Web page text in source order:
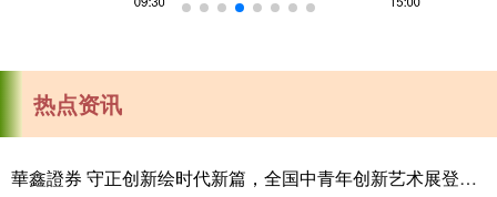
热点资讯
華鑫證券 守正创新绘时代新篇，全国中青年创新艺术展登陆中国美术馆